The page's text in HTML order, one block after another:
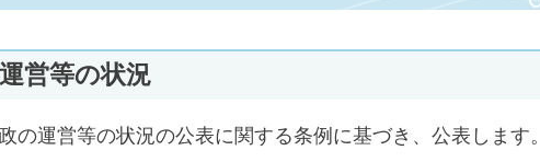
営等の状況
の運営等の状況の公表に関する条例に基づき、公表します。